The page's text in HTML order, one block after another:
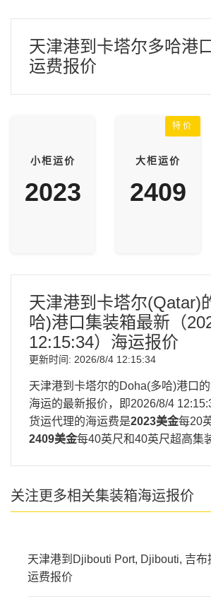
天津港到卡塔尔多哈港
运费报价
小柜运价
2023
特价
大柜运价
2409
天津港到卡塔尔(Qatar)
哈)港口集装箱最新（
12:15:34）海运报价
更新时间: 2026/8/4 12:15:34
天津港到卡塔尔的Doha(多哈)港口
海运的最新报价，即2026/8/4
货运代理的海运费是2023美金每20
2409美金每40英尺和40英尺超高集
关注更多相关集装箱海运报价
天津港到Djibouti Port, Djibouti, 吉布
运费报价